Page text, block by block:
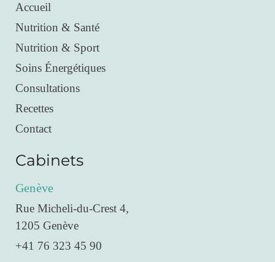
Accueil
Nutrition & Santé
Nutrition & Sport
Soins Énergétiques
Consultations
Recettes
Contact
Cabinets
Genève
Rue Micheli-du-Crest 4,
1205 Genève
+41 76 323 45 90